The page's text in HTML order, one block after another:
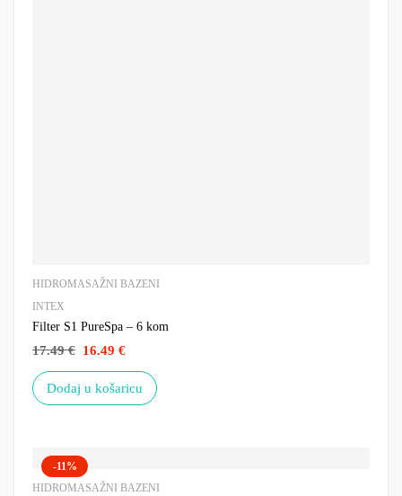
HIDROMASAŽNI BAZENI
INTEX
Filter S1 PureSpa – 6 kom
17.49€ 16.49 €
Dodaj u košaricu
-11%
HIDROMASAŽNI BAZENI